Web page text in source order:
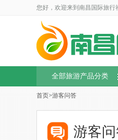
您好，欢迎来到南昌国际旅行
全部旅游产品分类
首页>游客问答
游客